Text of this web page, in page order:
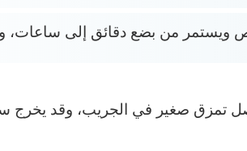
ويستمر من بضع دقائق إلى ساعات،
تمزق صغير في الجريب، وقد يخرج